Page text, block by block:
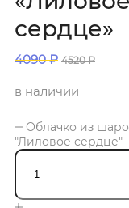
сердце»
4090₽ 4520₽
в наличии
Облачко из
"Лиловое сердце"